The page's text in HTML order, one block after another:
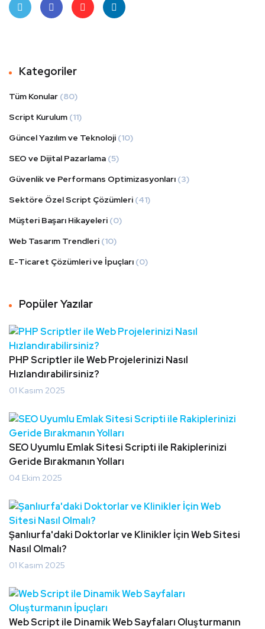
Kategoriler
Tüm Konular (80)
Script Kurulum (11)
Güncel Yazılım ve Teknoloji (10)
SEO ve Dijital Pazarlama (5)
Güvenlik ve Performans Optimizasyonları (3)
Sektöre Özel Script Çözümleri (41)
Müşteri Başarı Hikayeleri (0)
Web Tasarım Trendleri (10)
E-Ticaret Çözümleri ve İpuçları (0)
Popüler Yazılar
PHP Scriptler ile Web Projelerinizi Nasıl
Hızlandırabilirsiniz?
01 Kasım 2025
SEO Uyumlu Emlak Sitesi Scripti ile Rakiplerinizi
Geride Bırakmanın Yolları
04 Ekim 2025
Şanlıurfa'daki Doktorlar ve Klinikler İçin Web Sitesi
Nasıl Olmalı?
01 Kasım 2025
Web Script ile Dinamik Web Sayfaları Oluşturmanın